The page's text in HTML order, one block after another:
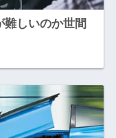
難しいのか世間